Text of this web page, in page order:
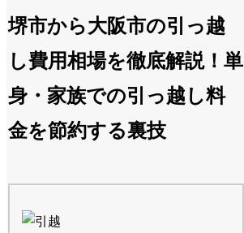
堺市から大阪市の引っ越
し費用相場を徹底解説！単
身・家族での引っ越し料
金を節約する裏技